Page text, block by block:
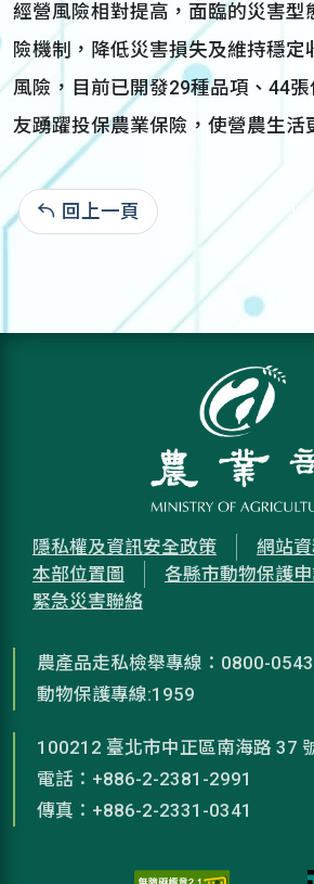
經營風險相對提高，面臨的災害型
險機制，降低災害損失及維持穩定
風險，目前已開發29種品項、44
友踴躍投保農業保險，使營農生活
回上一頁
隱私權及資訊安全政策
網站
本部位置圖
各縣市動物保護
緊急災害聯絡
農產品走私檢舉專線：0800-
動物保護專線:1959
100212 臺北市中正區南海路 37
電話：+886-2-2381-2991
傳真：+886-2-2331-0341